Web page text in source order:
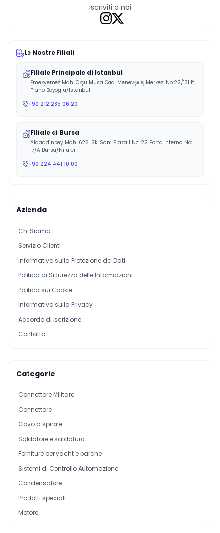
Iscriviti a noi
Le Nostre Filiali
Filiale Principale di Istanbul
Emekyemez Mah. Okçu Musa Cad. Menevşe İş Merkezi No:22/131 1°
Piano Beyoğlu/Istanbul
+90 212 235 06 20
Filiale di Bursa
Alaaddinbey Mah. 626. Sk. Sam Plaza 1 No: 22 Porta Interna No:
17/A Bursa/Nilüfer
+90 224 441 10 00
Azienda
Chi Siamo
Servizio Clienti
Informativa sulla Protezione dei Dati
Politica di Sicurezza delle Informazioni
Politica sui Cookie
Informativa sulla Privacy
Accordo di Iscrizione
Contatto
Categorie
Connettore Militare
Connettore
Cavo a spirale
Saldatore e saldatura
Forniture per yacht e barche
Sistemi di Controllo Automazione
Condensatore
Prodotti speciali
Motore